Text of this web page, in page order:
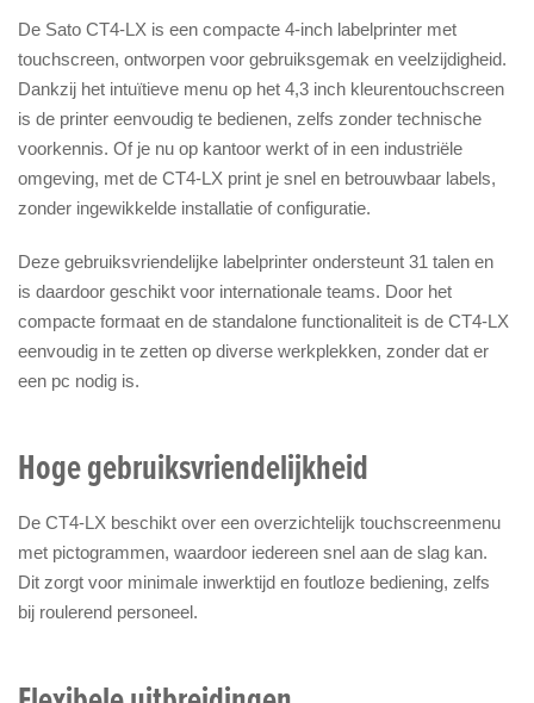
De Sato CT4-LX is een compacte 4-inch labelprinter met
touchscreen, ontworpen voor gebruiksgemak en veelzijdigheid.
Dankzij het intuïtieve menu op het 4,3 inch kleurentouchscreen
is de printer eenvoudig te bedienen, zelfs zonder technische
voorkennis. Of je nu op kantoor werkt of in een industriële
omgeving, met de CT4-LX print je snel en betrouwbaar labels,
zonder ingewikkelde installatie of configuratie.
Deze gebruiksvriendelijke labelprinter ondersteunt 31 talen en
is daardoor geschikt voor internationale teams. Door het
compacte formaat en de standalone functionaliteit is de CT4-LX
eenvoudig in te zetten op diverse werkplekken, zonder dat er
een pc nodig is.
Hoge gebruiksvriendelijkheid
De CT4-LX beschikt over een overzichtelijk touchscreenmenu
met pictogrammen, waardoor iedereen snel aan de slag kan.
Dit zorgt voor minimale inwerktijd en foutloze bediening, zelfs
bij roulerend personeel.